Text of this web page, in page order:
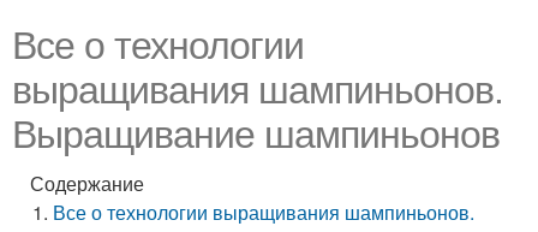
Все о технологии
выращивания шампиньонов.
Выращивание шампиньонов
Содержание
Все о технологии выращивания шампиньонов.